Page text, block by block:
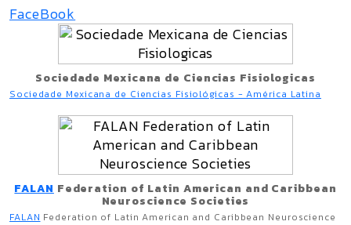
FaceBook
Sociedade Mexicana de Ciencias Fisiologicas
Sociedade Mexicana de Ciencias Fisiológicas - América Latina
FALAN Federation of Latin American and Caribbean
Neuroscience Societies
FALAN Federation of Latin American and Caribbean Neuroscience